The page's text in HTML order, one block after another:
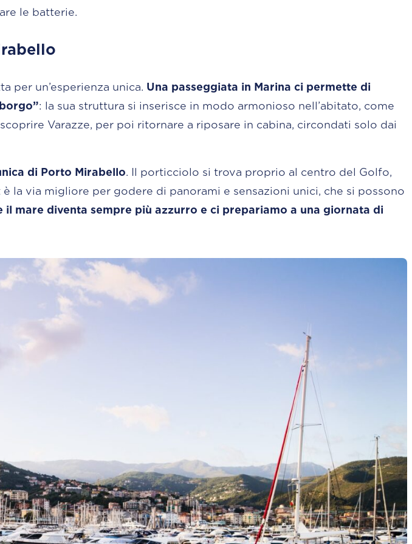
le batterie.
per un’esperienza unica. Una passeggiata in Marina ci permette di
: la sua struttura si inserisce in modo armonioso nell’abitato, come
Varazze, per poi ritornare a riposare in cabina, circondati solo dai
di Porto Mirabello. Il porticciolo si trova proprio al centro del Golfo,
la via migliore per godere di panorami e sensazioni unici, che si possono
mare diventa sempre più azzurro e ci prepariamo a una giornata di